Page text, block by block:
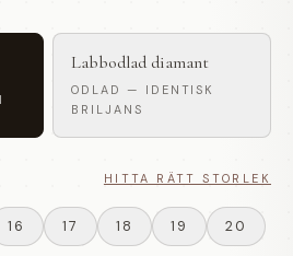
Labbodlad diamant
ODLAD — IDENTISK
BRILJANS
HITTA RÄTT STORLEK
16 17 18 19 20